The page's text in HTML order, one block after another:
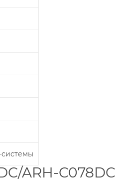
системы
ARH-